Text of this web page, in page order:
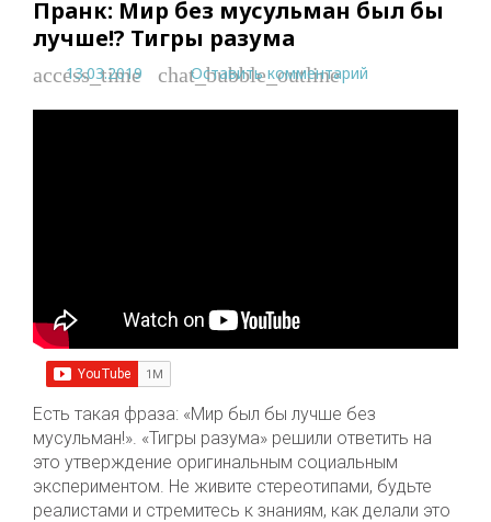
Пранк: Мир без мусульман был бы
лучше!? Тигры разума
access_time
13.03.2019 chat_bubble_outline
Оставить комментарий
Есть такая фраза: «Мир был бы лучше без
мусульман!». «Тигры разума» решили ответить на
это утверждение оригинальным социальным
экспериментом. Не живите стереотипами, будьте
реалистами и стремитесь к знаниям, как делали это